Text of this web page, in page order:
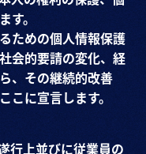
。
ための個人情報保護
会的要請の変化、経
、その継続的改善
こに宣言します。
行上並びに従業員の